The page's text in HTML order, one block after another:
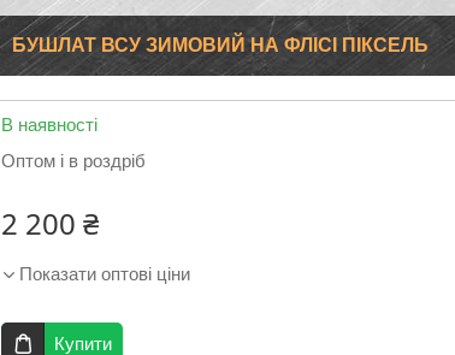
БУШЛАТ ВСУ ЗИМОВИЙ НА ФЛІСІ ПІКСЕЛЬ
В наявності
Оптом і в роздріб
2 200 ₴
Показати оптові ціни
Купити